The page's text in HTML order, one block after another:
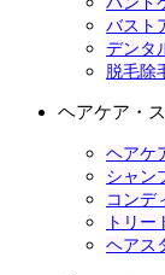
バスト
デンタ
脱毛除
ヘアケア・
ヘアケ
シャン
コンデ
トリ
ヘアス